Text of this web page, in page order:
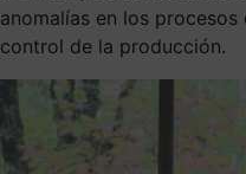
anomalías en los
control de la producción.